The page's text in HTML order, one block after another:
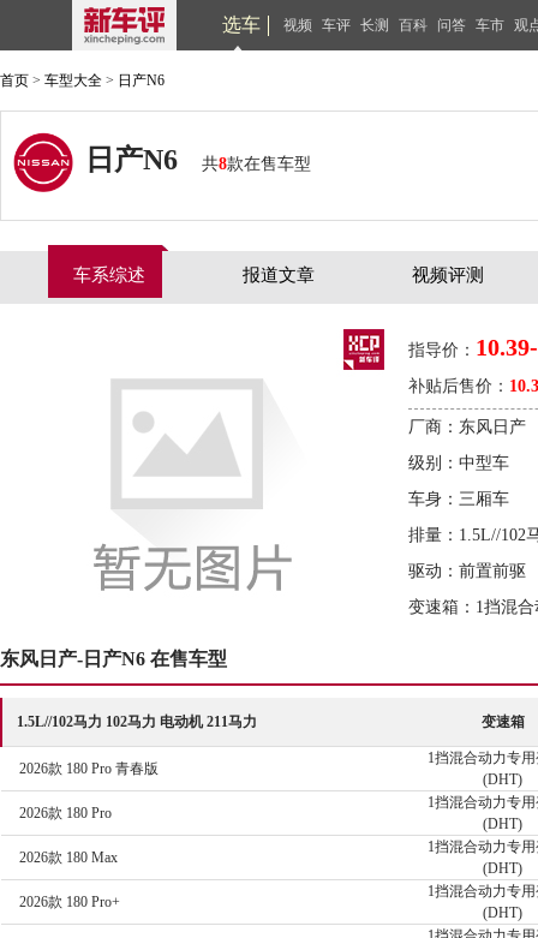
选车 视频 车评 长测 百科 问答 车市 观
首页 > 车型大全 > 日产N6
日产N6 共8款在售车型
车系综述 报道文章 视频评测
指导价：
补贴后售价：
厂商：东风日产
级别：中型车
车身：三厢车
排量：1.5L//102
驱动：前置前驱
变速箱：1挡混
东风日产-日产N6 在售车型
1.5L//102马力 102马力 电动机 211马力 变速箱
2026款 180 Pro 青春版
1挡混合动力专
(DHT)
2026款 180 Pro
1挡混合动力专
(DHT)
2026款 180 Max
1挡混合动力专
(DHT)
2026款 180 Pro+
1挡混合动力专
(DHT)